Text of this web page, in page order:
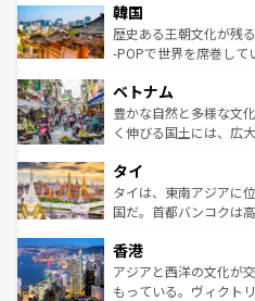
ワイを、存分に味わってほしい。 なお、
はコンテンツ一覧を参
いる。アクティビティ
ビング、ハイキングな
い。オーストラリアの
参照してほしい。
ン）、静ひつな山岳地
と山間の静けさが共存
驚きをもたらしてくれ
容にもいいと評判のス
が味わえる。
照してほしい。
韓国
歴史ある王朝文化が残
-POPで世界を席巻して
き、地方に足を延ばせ
できる。そして、キム
まで、さまざまな韓国
リティに包まれながら
わっ
覧を参照してほしい。
ベトナム
豊かな自然と多様な文
く伸びる国土には、広
急速な発展と共に伝統
ーチミン市のフランス
醸し出している。また
とつ。フォーやバイン
ひ現地で味わいたい。
が旅行者を迎えてくれ
タイ
タイは、東南アジアに
国だ。首都バンコクは
の活気が交差している
帯で自然と触れ合い、
いビーチでリゾート気
香港
アジアと西洋の文化が
もっている。ヴィクト